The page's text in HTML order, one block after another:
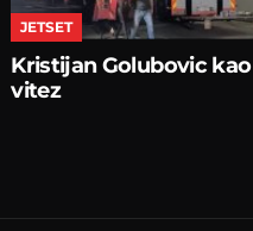
JETSET
Kristijan Golubovic kao
vitez